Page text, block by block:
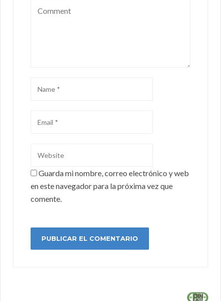
Guarda mi nombre, correo electrónico y web
en este navegador para la próxima vez que
comente.